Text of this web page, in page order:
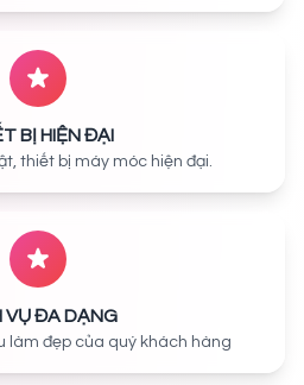
BỊ HIỆN ĐẠI
thiết bị máy móc hiện đại.
VỤ ĐA DẠNG
làm đẹp của quý khách hàng